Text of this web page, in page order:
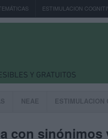
ESTIMULACION
NEAE ESTIMULACION
con sinónimos